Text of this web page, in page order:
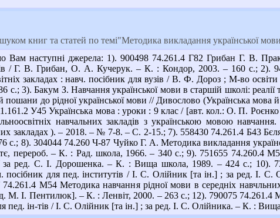
книг та статей по темі"Методика викладання української
наступні джерела: 1). 900498 74.261.4 Г82 Грибан Г. В.
/ Г. В. Грибан, О. А. Кучерук. – К. : Кондор, 2003. – 160 с.;
закладах : навч. посібник для вузів / В. Ф. Дороз ; М-во
с.; 3). Бакум З. Навчання української мови в старшій школі:
до рідної української мови // Дивослово (Українська мова й
У45 Українська мова : уроки : 9 клас / [авт. кол.: О. П.
навчальних закладів з українською мовою
закладах ). – 2018. – № 7-8. – С. 2-15.; 7). 558430 74.261.4 Б43
8). 304044 74.260 Ч-87 Чуйко Г. А. Методика викладання
перероб. – К. : Рад. школа, 1966. – 340 с.; 9). 751655 74.260.4
за ред. С. І. Дорошенка. – К. : Вища школа, 1989. – 424 с.; 10).
посібник для пед. інститутів / І. С. Олійник [та ін.] ; за ред. І.
М54 Методика навчання рідної мови в середніх
М. І. Пентилюк]. – К. : Ленвіт, 2000. – 263 с.; 12). 790075 74.261.4
пед. ін-тів / І. С. Олійник [та ін.] ; за ред. І. С. Олійника. – К. :